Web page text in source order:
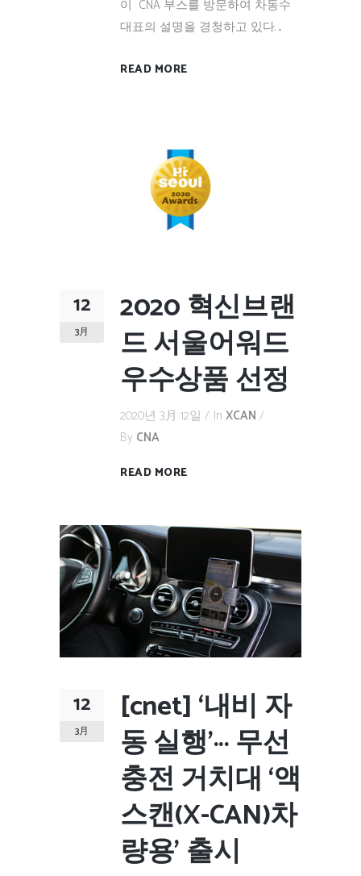
이 CNA 부스를 방문하여 차동수
대표의 설명을 경청하고 있다. ...
READ MORE
12
3月
2020 혁신브랜
드 서울어워드
우수상품 선정
2020년 3月 12일 In XCAN
By CNA
READ MORE
12
3月
[cnet] ‘내비 자
동 실행’··· 무선
충전 거치대 ‘액
스캔(X-CAN)차
량용’ 출시